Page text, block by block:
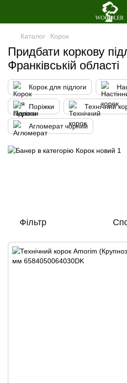
Каталог Корок
Придбати коркову
Франківській області
Корок для підлоги
Поріжки Технічний
Агломерат чорний
Фільтр